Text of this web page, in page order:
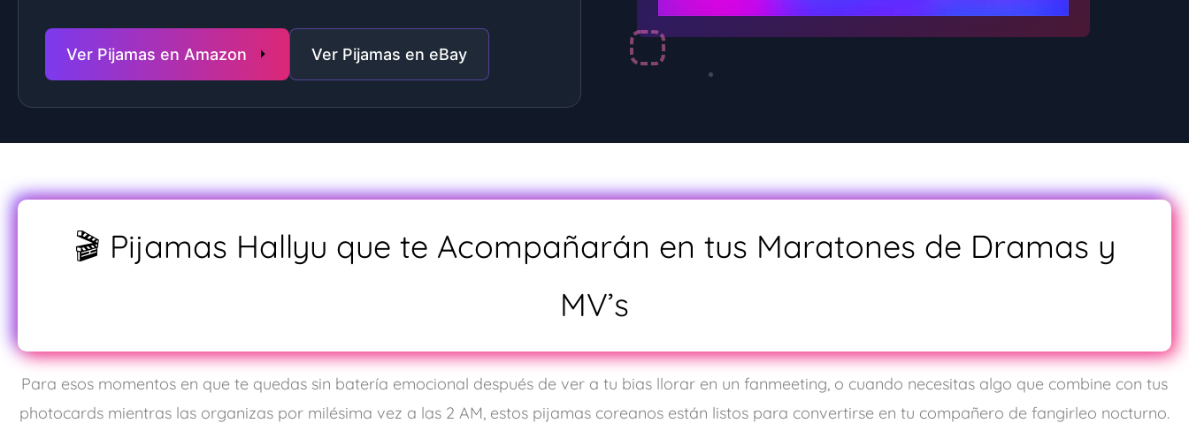
Ver Pijamas en Amazon Ver Pijamas en eBay
🎬 Pijamas Hallyu que te Acompañarán en tus Maratones de Dramas y
MV’s
Para esos momentos en que te quedas sin batería emocional después de ver a tu bias llorar en un fanmeeting, o cuando necesitas algo que combine con tus
photocards mientras las organizas por milésima vez a las 2 AM, estos pijamas coreanos están listos para convertirse en tu compañero de fangirleo nocturno.